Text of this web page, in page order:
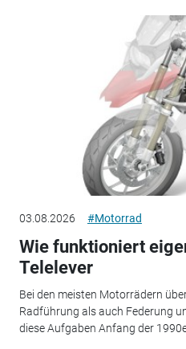
03.08.2026 #Motorrad
Wie funktioniert
Telelever
Bei den meisten Motorrädern
Radführung als auch Federung
diese Aufgaben Anfang der